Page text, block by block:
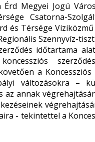
Érd Megyei Jogú
Csatorna-
és Térsége
Szennyvíz-
időtartama
a
változásokra –
az annak
- tekintettel a